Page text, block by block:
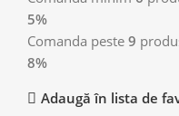
5%
Comanda peste 9
8%
Adaugă în lista de